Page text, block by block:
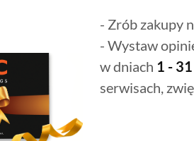
- Zrób zakupy
- Wystaw
w dniach 1 -
serwisach,